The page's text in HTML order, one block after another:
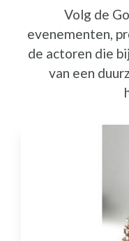
Volg de
evenementen,
de actoren die
van een